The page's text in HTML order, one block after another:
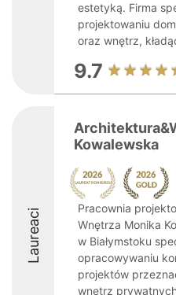
estetyką. Firma
projektowaniu
oraz wnętrz,
9.7
Laureaci
Kowalewska
Pracownia
Wnętrza Monika
w Białymstoku
opracowywaniu
projektów
wnętrz